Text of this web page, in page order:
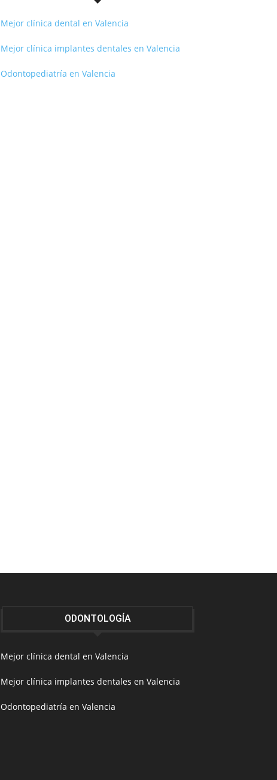
Mejor clínica dental en Valencia
Mejor clínica implantes dentales en Valencia
Odontopediatría en Valencia
ODONTOLOGÍA
Mejor clínica dental en Valencia
Mejor clínica implantes dentales en Valencia
Odontopediatría en Valencia